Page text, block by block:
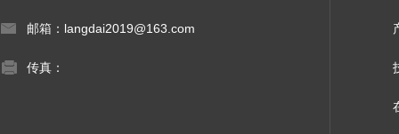
邮箱：langdai2019@163.com
传真：